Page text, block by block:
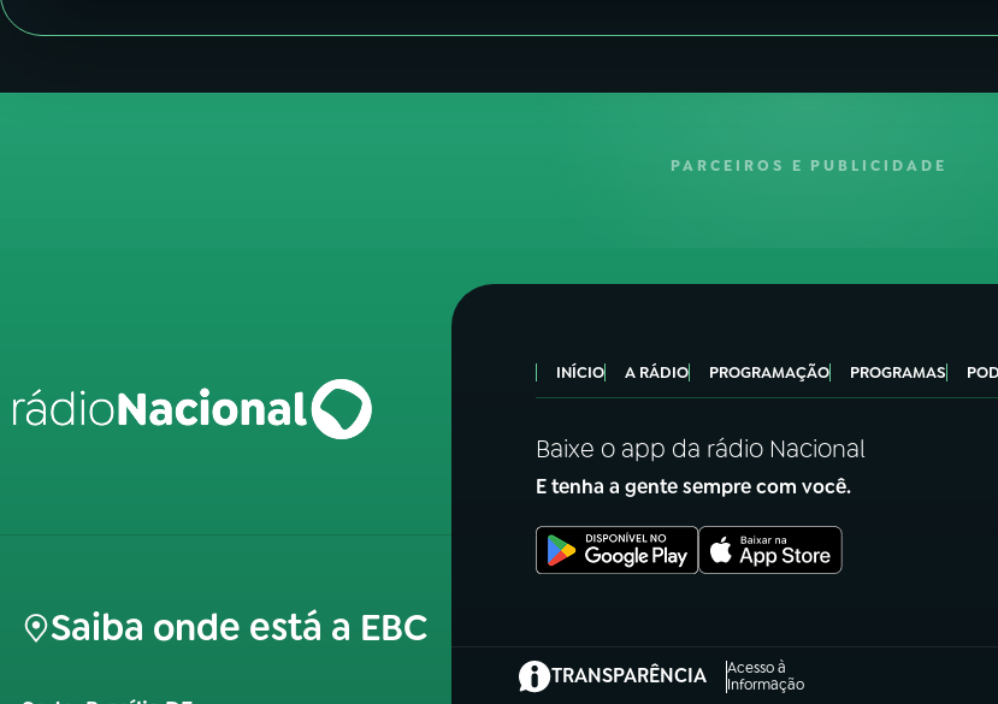
PARCEIROS E PUBLICIDADE
Saiba onde está a EBC
INÍCIO A RÁDIO PROGRAMAÇÃO PROGRAMAS
Baixe o app da rádio Nacional
E tenha a gente sempre com você.
TRANSPARÊNCIA
Acesso à
Informação
(abre em nova aba)